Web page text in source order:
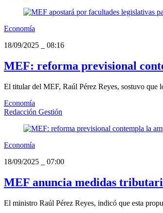
Economía
18/09/2025
08:16
MEF: reforma previsional
El titular del MEF, Raúl Pérez Reyes, sostuvo que
Economía
Redacción Gestión
Economía
18/09/2025
07:00
MEF anuncia medidas
El ministro Raúl Pérez Reyes, indicó que esta